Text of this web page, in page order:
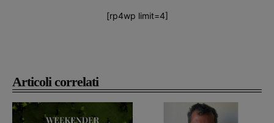
Articoli correlati
[rp4wp limit=4]